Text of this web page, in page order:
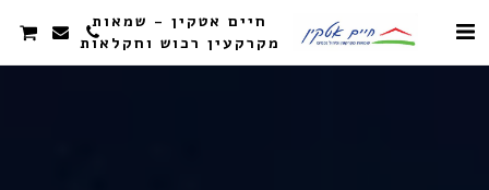
חיים אטקין - שמאות
מקרקעין רכוש וחקלאות